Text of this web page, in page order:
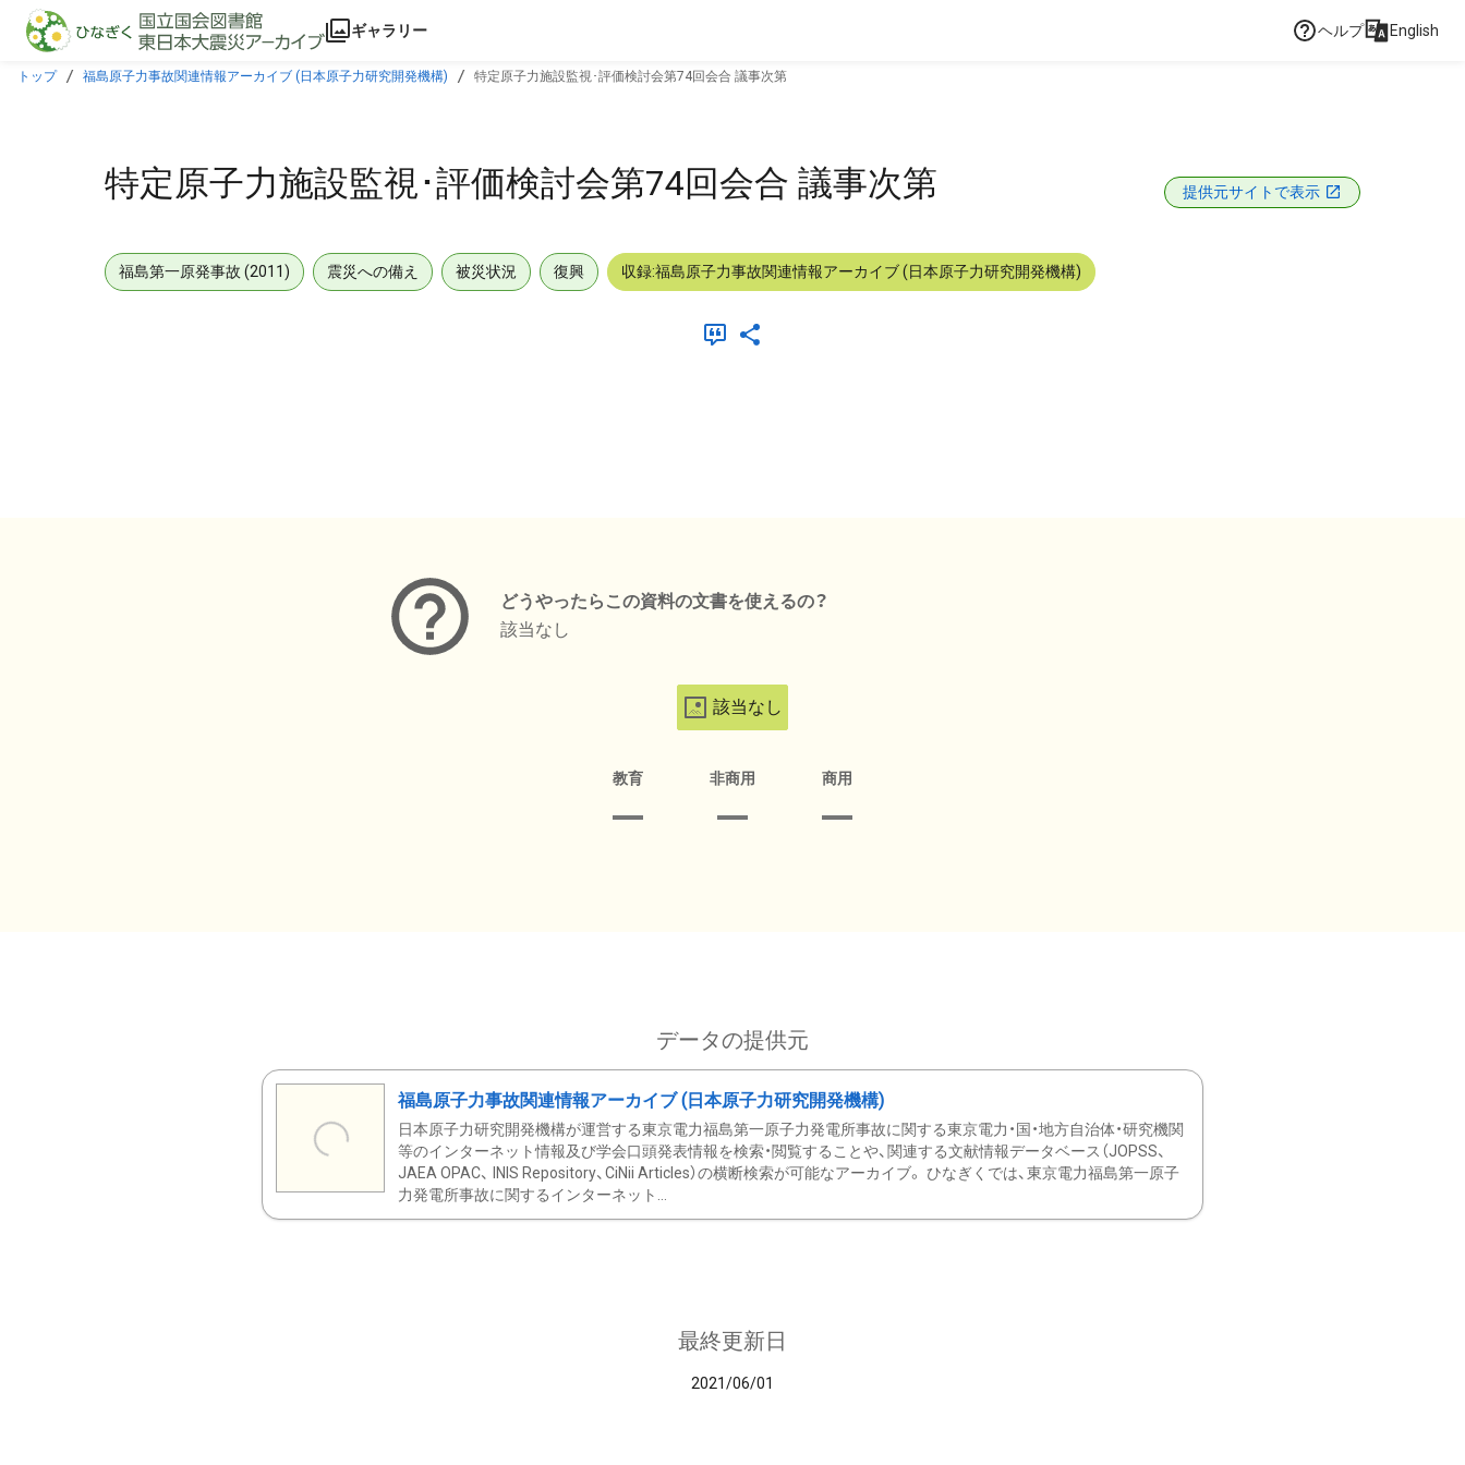
本文に飛ぶ
ギャラリー ヘルプ English
トップ 福島原子力事故関連情報アーカイブ (日本原子力研究開発機構) 特定原子力施設監視･評価検討会第74回会合 議事次第
特定原子力施設監視･評価検討会第74回会合 議事次第 提供元サイトで表示
福島第一原発事故 (2011) 震災への備え 被災状況 復興 収録:福島原子力事故関連情報アーカイブ (日本原子力研究開発機構)
どうやったらこの資料の文書を使えるの？
該当なし
該当なし
教育 非商用 商用
データの提供元
福島原子力事故関連情報アーカイブ (日本原子力研究開発機構)
日本原子力研究開発機構が運営する東京電力福島第一原子力発電所事故に関する東京電力・国・地方自治体・研究機関
等のインターネット情報及び学会口頭発表情報を検索・閲覧することや、関連する文献情報データベース（JOPSS、
JAEA OPAC、 INIS Repository、CiNii Articles）の横断検索が可能なアーカイブ。 ひなぎくでは、東京電力福島第一原子
力発電所事故に関するインターネット...
最終更新日
2021/06/01